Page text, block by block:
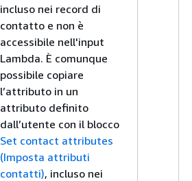
incluso nei record di
contatto e non è
accessibile nell'input
Lambda. È comunque
possibile copiare
l’attributo in un
attributo definito
dall’utente con il blocco
Set contact attributes
(Imposta attributi
contatti), incluso nei